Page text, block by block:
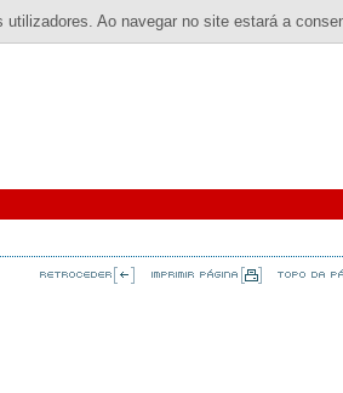
Ao navegar no site estará a